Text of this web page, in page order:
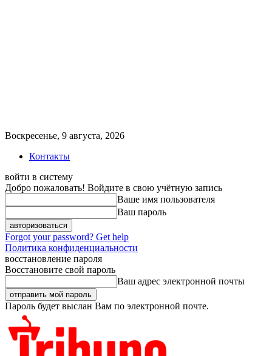
Воскресенье, 9 августа, 2026
Контакты
войти в систему
Добро пожаловать! Войдите в свою учётную запись
Ваше имя пользователя
Ваш пароль
Forgot your password? Get help
Политика конфиденциальности
восстановление пароля
Восстановите свой пароль
Ваш адрес электронной почты
Пароль будет выслан Вам по электронной почте.